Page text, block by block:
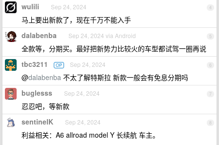
4
wulili Sep 24, 2024
马上要出新款了，现在千万不能入手
5
dalabenba Sep 24, 2024 via Android
全款等，分期买。最好把新势力比较火的车型都试驾一圈再说
6
tbc3211 OP Sep 24, 2024
@dalabenba 不太了解特斯拉 新款一般会有免息分期吗
7
buglesss Sep 24, 2024
忍忍吧，等新款
8
sentinelK Sep 24, 2024
利益相关：A6 allroad model Y 长续航 车主。